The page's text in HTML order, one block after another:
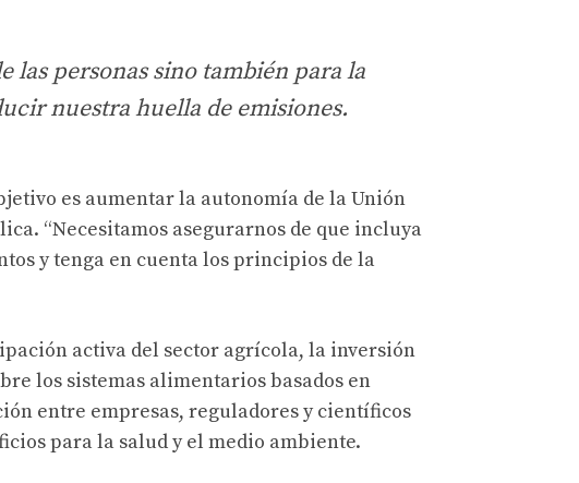
las personas sino también para la
nuestra huella de emisiones.
es aumentar la autonomía de la Unión
“Necesitamos asegurarnos de que incluya
y tenga en cuenta los principios de la
activa del sector agrícola, la inversión
los sistemas alimentarios basados ​​en
entre empresas, reguladores y científicos
para la salud y el medio ambiente.